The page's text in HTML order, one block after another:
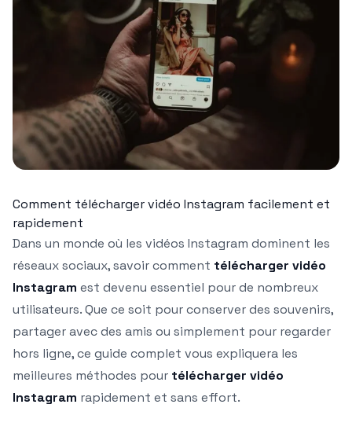
Comment télécharger vidéo Instagram facilement et
rapidement
Dans un monde où les vidéos Instagram dominent les
réseaux sociaux, savoir comment télécharger vidéo
Instagram est devenu essentiel pour de nombreux
utilisateurs. Que ce soit pour conserver des souvenirs,
partager avec des amis ou simplement pour regarder
hors ligne, ce guide complet vous expliquera les
meilleures méthodes pour télécharger vidéo
Instagram rapidement et sans effort.